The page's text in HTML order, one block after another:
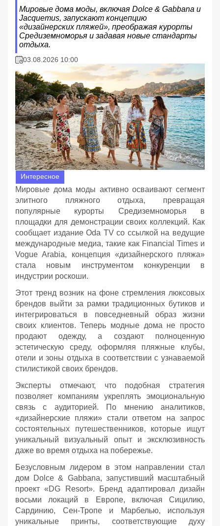
Мировые дома моды, включая Dolce & Gabbana и
Jacquemus, запускают концепцию
«дизайнерских пляжей», преображая курорты
Средиземноморья и задавая новые стандарты
отдыха.
03.08.2026 10:00
Интересное
Мировые дома моды активно осваивают сегмент
элитного пляжного отдыха, превращая
популярные курорты Средиземноморья в
площадки для демонстрации своих коллекций. Как
сообщает издание Oda TV со ссылкой на ведущие
международные медиа, такие как Financial Times и
Vogue Arabia, концепция «дизайнерского пляжа»
стала новым инструментом конкуренции в
индустрии роскоши.
Этот тренд возник на фоне стремления люксовых
брендов выйти за рамки традиционных бутиков и
интегрироваться в повседневный образ жизни
своих клиентов. Теперь модные дома не просто
продают одежду, а создают полноценную
эстетическую среду, оформляя пляжные клубы,
отели и зоны отдыха в соответствии с узнаваемой
стилистикой своих брендов.
Эксперты отмечают, что подобная стратегия
позволяет компаниям укреплять эмоциональную
связь с аудиторией. По мнению аналитиков,
«дизайнерские пляжи» стали ответом на запрос
состоятельных путешественников, которые ищут
уникальный визуальный опыт и эксклюзивность
даже во время отдыха на побережье.
Безусловным лидером в этом направлении стал
дом Dolce & Gabbana, запустивший масштабный
проект «DG Resort». Бренд адаптировал дизайн
восьми локаций в Европе, включая Сицилию,
Сардинию, Сен-Тропе и Марбелью, используя
уникальные принты, соответствующие духу